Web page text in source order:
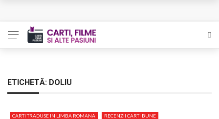
Bolla – O iubire interzisa din Pristina
Indragostitii de Franz K. – Justitiarii literaturii
ETICHETĂ: DOLIU
CARTI TRADUSE IN LIMBA ROMANA RECENZII CARTI BUNE